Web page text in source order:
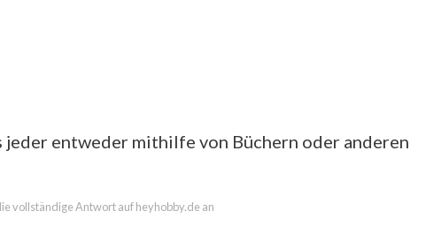
entweder mithilfe von Büchern oder anderen
vollständige Antwort auf heyhobby.de an